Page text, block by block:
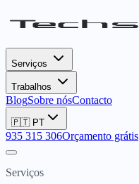
Serviços
Trabalhos
BlogSobre nósContacto
🇵🇹 PT
935 315 306Orçamento grátis
Serviços